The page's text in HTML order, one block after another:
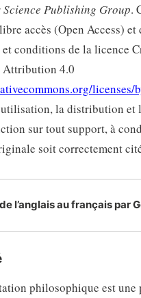
Science Publishing Group.
accès (Open Access)
et conditions de la licence
Attribution 4.0
licenses/
la distribution et
sur tout support, à
soit correctement
l’anglais au français par
philosophique est une